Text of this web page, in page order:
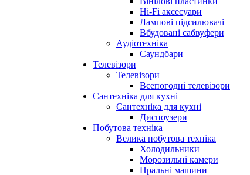
Hi-Fi аксесуари
Лампові підсилювачі
Вбудовані сабвуфери
Аудіотехніка
Саундбари
Телевізори
Телевізори
Всепогодні телевізори
Сантехніка для кухні
Сантехніка для кухні
Диспоузери
Побутова техніка
Велика побутова техніка
Холодильники
Морозильні камери
Пральні машини